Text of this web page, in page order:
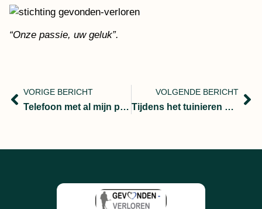
“Onze passie, uw geluk”.
VORIGE BERICHT
Telefoon met al mijn passen in het water laten vallen, en nu?
VOLGENDE BERICHT
Tijdens het tuinieren word er veel verloren.